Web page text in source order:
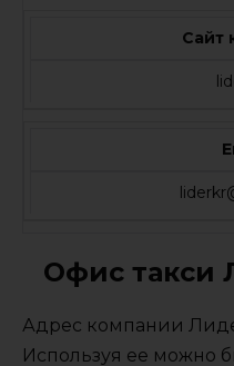
Сайт
Офис такси
Адрес компании
Используя ее можно